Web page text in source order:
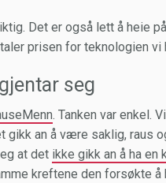
Det er også lett å heie
prisen for teknologien vi
seg
. Tanken var enkel.
gikk an å være saklig, raus
at det ikke gikk an å ha
kreftene den forsøkte å